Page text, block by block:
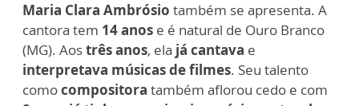
Maria Clara Ambrósio também se apresenta. A
cantora tem 14 anos e é natural de Ouro Branco
(MG). Aostrês anos, ela já cantava e
interpretava músicas de filmes. Seu talento
comocompositora também aflorou cedo e com